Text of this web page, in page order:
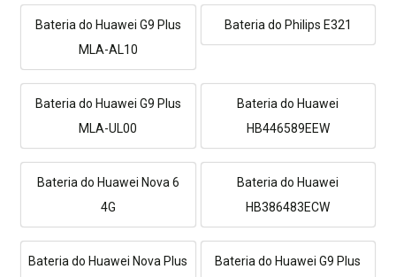
Bateria do Huawei G9 Plus
MLA-AL10
Bateria do Philips E321
Bateria do Huawei G9 Plus
MLA-UL00
Bateria do Huawei
HB446589EEW
Bateria do Huawei Nova 6
4G
Bateria do Huawei
HB386483ECW
Bateria do Huawei Nova Plus
Bateria do Huawei G9 Plus